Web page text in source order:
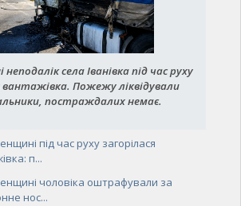
села Іванівка під час руху
вантажівка. Пожежу ліквідували
постраждалих немає.
під час руху загорілася
п...
чоловіка оштрафували за
нос...